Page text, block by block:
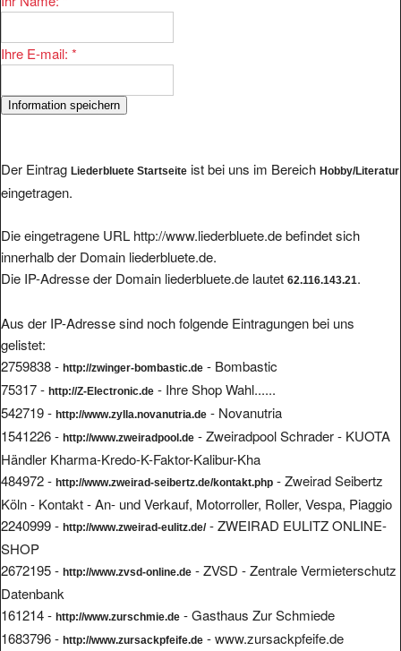
Ihre E-mail: *
Der Eintrag Liederbluete Startseite ist bei uns im Bereich Hobby/Literatur
eingetragen.
Die eingetragene URL http://www.liederbluete.de befindet sich
innerhalb der Domain liederbluete.de.
Die IP-Adresse der Domain liederbluete.de lautet 62.116.143.21.
Aus der IP-Adresse sind noch folgende Eintragungen bei uns
gelistet:
2759838 - http://zwinger-bombastic.de - Bombastic
75317 - http://Z-Electronic.de - Ihre Shop Wahl......
542719 - http://www.zylla.novanutria.de - Novanutria
1541226 - http://www.zweiradpool.de - Zweiradpool Schrader - KUOTA
Händler Kharma-Kredo-K-Faktor-Kalibur-Kha
484972 - http://www.zweirad-seibertz.de/kontakt.php - Zweirad Seibertz
Köln - Kontakt - An- und Verkauf, Motorroller, Roller, Vespa, Piaggio
2240999 - http://www.zweirad-eulitz.de/- ZWEIRAD EULITZ ONLINE-
SHOP
2672195 - http://www.zvsd-online.de - ZVSD - Zentrale Vermieterschutz
Datenbank
161214 - http://www.zurschmie.de - Gasthaus Zur Schmiede
1683796 - http://www.zursackpfeife.de - www.zursackpfeife.de